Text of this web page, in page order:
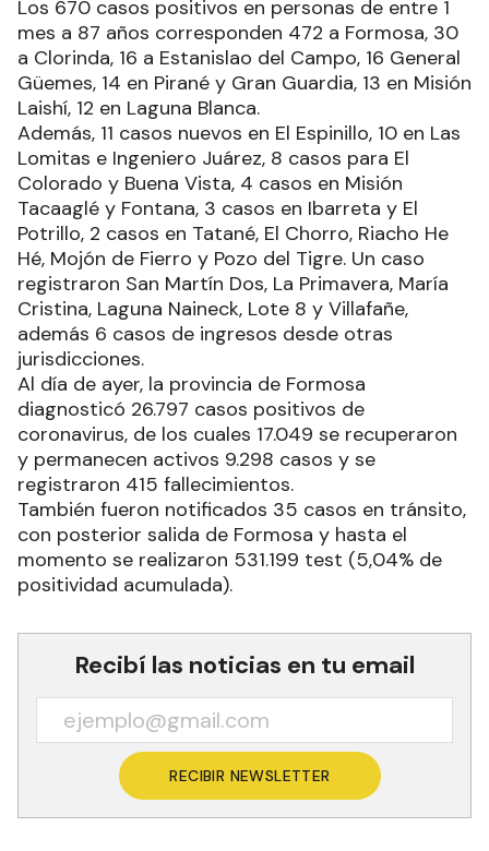
Los 670 casos positivos en personas de entre 1
mes a 87 años corresponden 472 a Formosa, 30
a Clorinda, 16 a Estanislao del Campo, 16 General
Güemes, 14 en Pirané y Gran Guardia, 13 en Misión
Laishí, 12 en Laguna Blanca.
Además, 11 casos nuevos en El Espinillo, 10 en Las
Lomitas e Ingeniero Juárez, 8 casos para El
Colorado y Buena Vista, 4 casos en Misión
Tacaaglé y Fontana, 3 casos en Ibarreta y El
Potrillo, 2 casos en Tatané, El Chorro, Riacho He
Hé, Mojón de Fierro y Pozo del Tigre. Un caso
registraron San Martín Dos, La Primavera, María
Cristina, Laguna Naineck, Lote 8 y Villafañe,
además 6 casos de ingresos desde otras
jurisdicciones.
Al día de ayer, la provincia de Formosa
diagnosticó 26.797 casos positivos de
coronavirus, de los cuales 17.049 se recuperaron
y permanecen activos 9.298 casos y se
registraron 415 fallecimientos.
También fueron notificados 35 casos en tránsito,
con posterior salida de Formosa y hasta el
momento se realizaron 531.199 test (5,04% de
positividad acumulada).
Recibí las noticias en tu email
RECIBIR NEWSLETTER